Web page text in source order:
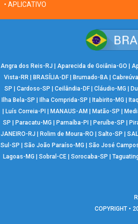
• APLICATIVO
Angra dos Reis-RJ Aparecida de Goiânia-GO
Vista-RR| BRASÍLIA-DF| Brumado-BA|
SP
Cardoso-SP Ceilândia-DF Cláudio-MG
Ilha Bela-SP
Ilha Comprida-SP Itabirito-MG
Luís Correia-PI MANAUS-AM Matão-SP
SP
Paracatu-MG Parnaíba-PI Peruíbe-SP
JANEIRO-RJ
Rolim de Moura-RO Salto-SP
Sul-SP
São João Paraíso-MG São José
Lagoas-MG
Sobral-CE| Sorocaba-SP
COPYRIGHT •